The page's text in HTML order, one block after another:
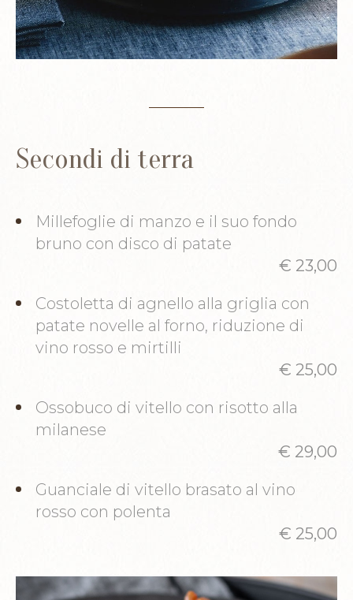
Secondi di terra
Millefoglie di manzo e il suo fondo
bruno con disco di patate
€ 23,00
Costoletta di agnello alla griglia con
patate novelle al forno, riduzione di
vino rosso e mirtilli
€ 25,00
Ossobuco di vitello con risotto alla
milanese
€ 29,00
Guanciale di vitello brasato al vino
rosso con polenta
€ 25,00